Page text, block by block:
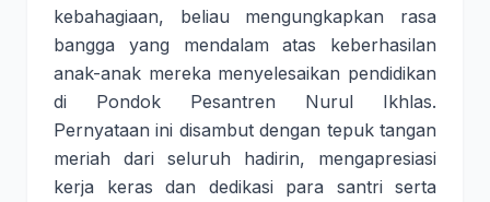
kebahagiaan, beliau mengungkapkan rasa
bangga yang mendalam atas keberhasilan
anak-anak mereka menyelesaikan pendidikan
di Pondok Pesantren Nurul Ikhlas.
Pernyataan ini disambut dengan tepuk tangan
meriah dari seluruh hadirin, mengapresiasi
kerja keras dan dedikasi para santri serta